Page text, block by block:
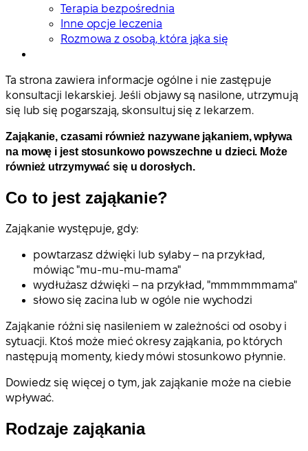
Terapia bezpośrednia
Inne opcje leczenia
Rozmowa z osobą, która jąka się
Ta strona zawiera informacje ogólne i nie zastępuje
konsultacji lekarskiej. Jeśli objawy są nasilone, utrzymują
się lub się pogarszają, skonsultuj się z lekarzem.
Zająkanie, czasami również nazywane jąkaniem, wpływa
na mowę i jest stosunkowo powszechne u dzieci. Może
również utrzymywać się u dorosłych.
Co to jest zająkanie?
Zająkanie występuje, gdy:
powtarzasz dźwięki lub sylaby – na przykład,
mówiąc "mu-mu-mu-mama"
wydłużasz dźwięki – na przykład, "mmmmmmama"
słowo się zacina lub w ogóle nie wychodzi
Zająkanie różni się nasileniem w zależności od osoby i
sytuacji. Ktoś może mieć okresy zająkania, po których
następują momenty, kiedy mówi stosunkowo płynnie.
Dowiedz się więcej o tym, jak zająkanie może na ciebie
wpływać.
Rodzaje zająkania